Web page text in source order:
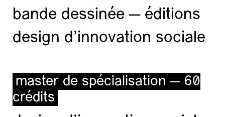
bande dessinée — éditions
design d'innovation sociale
master de spécialisation — 60
crédits